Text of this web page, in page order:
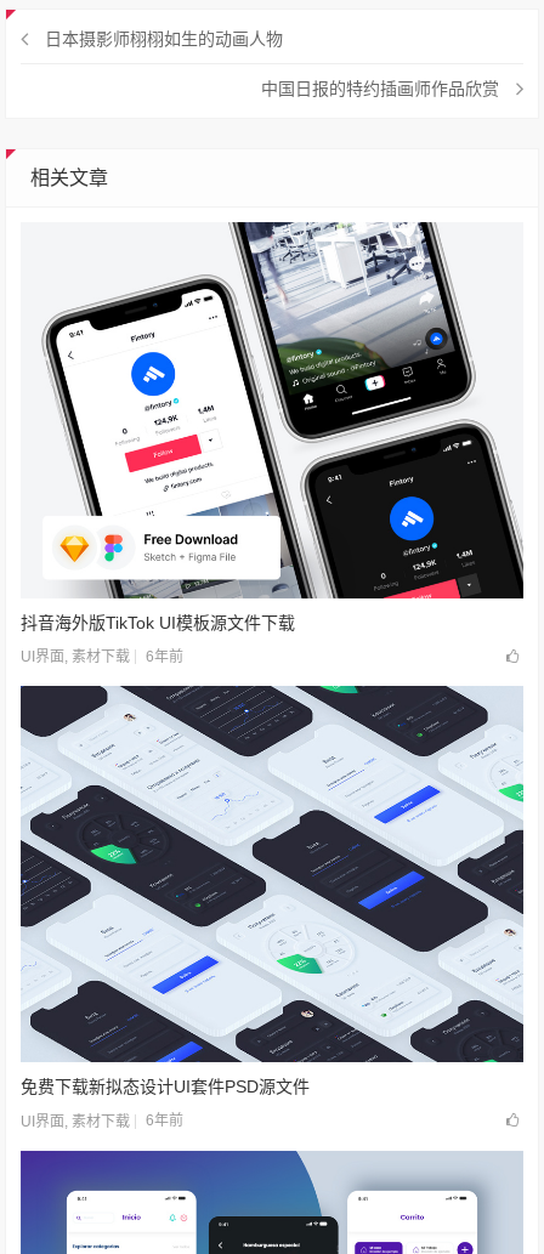
日本摄影师栩栩如生的动画人物
中国日报的特约插画师作品欣赏
相关文章
抖音海外版TikTok UI模板源文件下载
UI界面,素材下载 6年前
免费下载新拟态设计UI套件PSD源文件
UI界面,素材下载 6年前